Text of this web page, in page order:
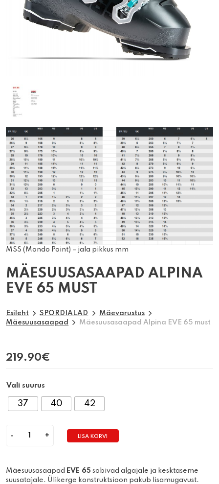
MÄESUUSASAAPAD ALPINA
EVE 65 MUST
Esileht SPORDIALAD
Mäevarustus
Mäesuusasaapad
Mäesuusasaapad Alpina EVE 65 must
MSS (Mondo Point) – jala pikkus mm
219.90€
Vali suurus
37 40 42
Quantity LISA KORVI
Mäesuusasaapad EVE 65 sobivad algajale ja kesktaseme
suusatajale. Ülikerge konstruktsioon pakub lisamugavust.